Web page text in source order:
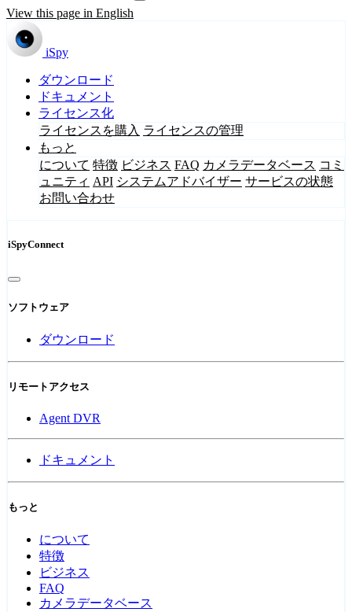
View this page in English
iSpy
ダウンロード
ドキュメント
ライセンス化
ライセンスを購入 ライセンスの管理
もっと
について 特徴 ビジネス FAQ カメラデータベース コミ
ュニティ API システムアドバイザー サービスの状態
お問い合わせ
iSpyConnect
ソフトウェア
ダウンロード
リモートアクセス
Agent DVR
ドキュメント
もっと
について
特徴
ビジネス
FAQ
カメラデータベース